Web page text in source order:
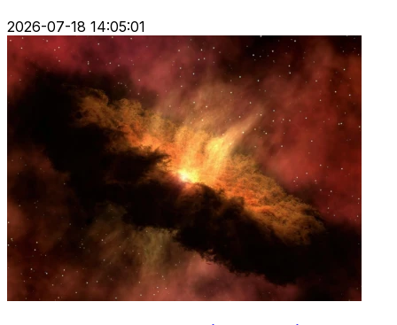
2026-07-18 14:05:01